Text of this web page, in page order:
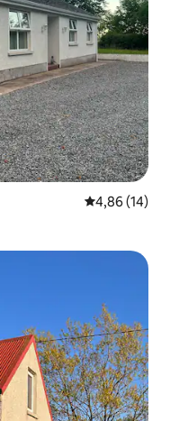
Gemiddelde
4,86 (14)